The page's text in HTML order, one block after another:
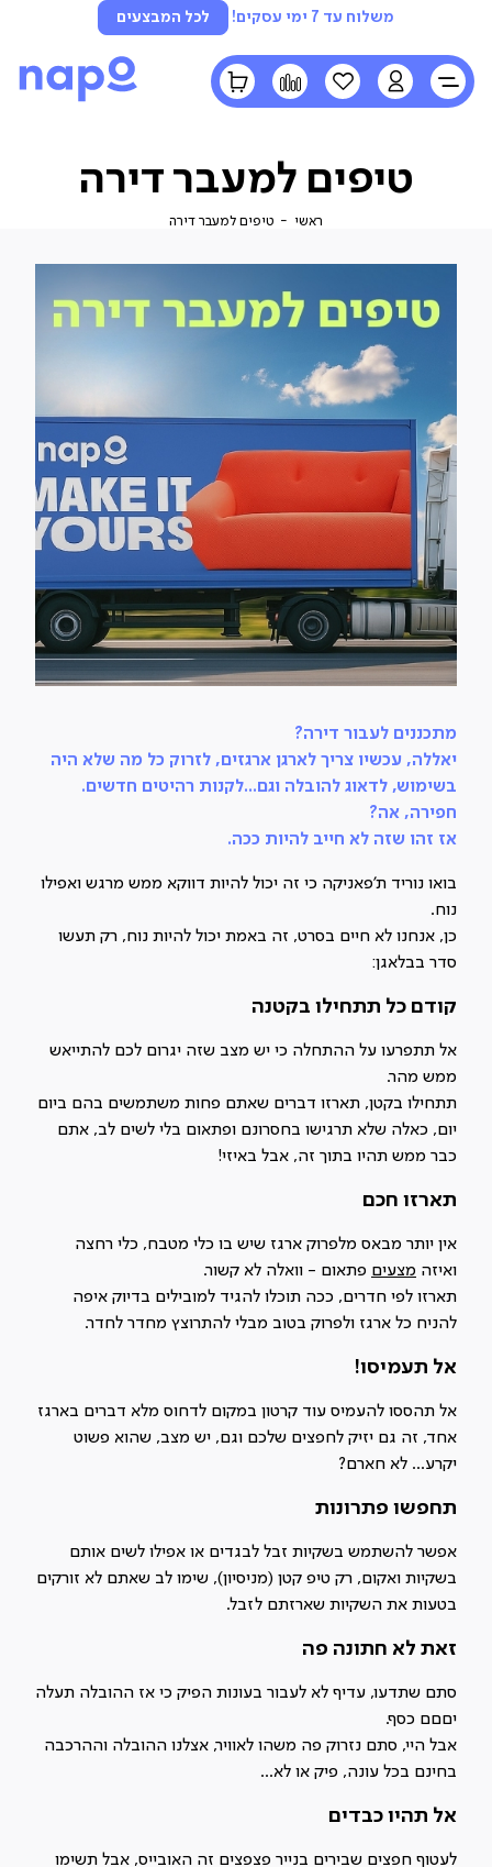
משלוח עד 7 ימי עסקים! לכל המבצעים
LOGINהרשימה
שלי
השוואההסל
שלי
טיפים למעבר דירה
ראשי ראשיטיפים למעבר דירהטיפים
מתכננים לעבור דירה?
יאללה, עכשיו צריך לארגן ארגזים, לזרוק כל מה שלא היה
בשימוש, לדאוג להובלה וגם...לקנות רהיטים חדשים.
חפירה, אה?
אז זהו שזה לא חייב להיות ככה.
בואו נוריד ת'פאניקה כי זה יכול להיות דווקא ממש מרגש ואפילו
נוח.
כן, אנחנו לא חיים בסרט, זה באמת יכול להיות נוח, רק תעשו
סדר בבלאגן:
קודם כל תתחילו בקטנה
אל תתפרעו על ההתחלה כי יש מצב שזה יגרום לכם להתייאש
ממש מהר.
תתחילו בקטן, תארזו דברים שאתם פחות משתמשים בהם ביום
יום, כאלה שלא תרגישו בחסרונם ופתאום בלי לשים לב, אתם
כבר ממש תהיו בתוך זה, אבל באיזי!
תארזו חכם
אין יותר מבאס מלפרוק ארגז שיש בו כלי מטבח, כלי רחצה
ואיזה מצעים פתאום - וואלה לא קשור.
תארזו לפי חדרים, ככה תוכלו להגיד למובילים בדיוק איפה
להניח כל ארגז ולפרוק בטוב מבלי להתרוצץ מחדר לחדר.
אל תעמיסו!
אל תהססו להעמיס עוד קרטון במקום לדחוס מלא דברים בארגז
אחד, זה גם יזיק לחפצים שלכם וגם, יש מצב, שהוא פשוט
יקרע... לא חארם?
תחפשו פתרונות
אפשר להשתמש בשקיות זבל לבגדים או אפילו לשים אותם
בשקיות ואקום, רק טיפ קטן (מניסיון), שימו לב שאתם לא זורקים
בטעות את השקיות שארזתם לזבל.
זאת לא חתונה פה
סתם שתדעו, עדיף לא לעבור בעונות הפיק כי אז ההובלה תעלה
יםםם כסף.
אבל היי, סתם נזרוק פה משהו לאוויר, אצלנו ההובלה וההרכבה
בחינם בכל עונה, פיק או לא...
אל תהיו כבדים
לעטוף חפצים שבירים בנייר פצפצים זה האובייס, אבל תשימו